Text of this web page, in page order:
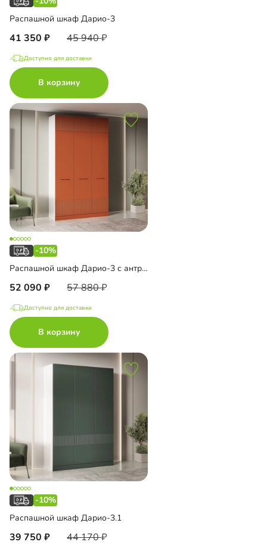
Распашной шкаф Дарио-3
41 350 45 940
Доступно для доставки
В корзину
-10%
Распашной шкаф Дарио-3 с антресолью
52 090 57 880
Доступно для доставки
В корзину
-10%
Распашной шкаф Дарио-3.1
39 750 44 170